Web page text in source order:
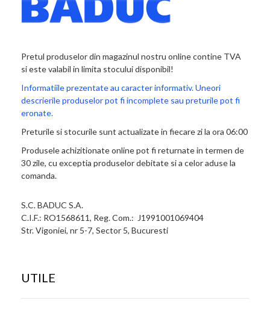
Pretul produselor din magazinul nostru online contine TVA
si este valabil in limita stocului disponibil!
Informatiile prezentate au caracter informativ. Uneori
descrierile produselor pot fi incomplete sau preturile pot fi
eronate.
Preturile si stocurile sunt actualizate in fiecare zi la ora 06:00
Produsele achizitionate online pot fi returnate in termen de
30 zile, cu exceptia produselor debitate si a celor aduse la
comanda.
S.C. BADUC S.A.
C.I.F.: RO1568611, Reg. Com.: J1991001069404
Str. Vigoniei, nr 5-7, Sector 5, Bucuresti
UTILE